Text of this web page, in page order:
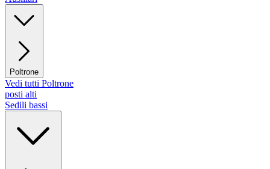
Poltrone
Vedi tutti Poltrone
posti alti
Sedili bassi